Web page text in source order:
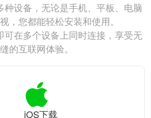
种设备，无论是手机、平板、电脑
，您都能轻松安装和使用。
可在多个设备上同时连接，享受无
缝的互联网体验。
iOS下载